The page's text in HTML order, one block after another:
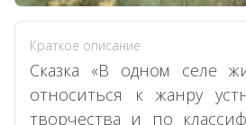
Краткое описание
Сказка «В одном селе
относиться к жанру
творчества и по